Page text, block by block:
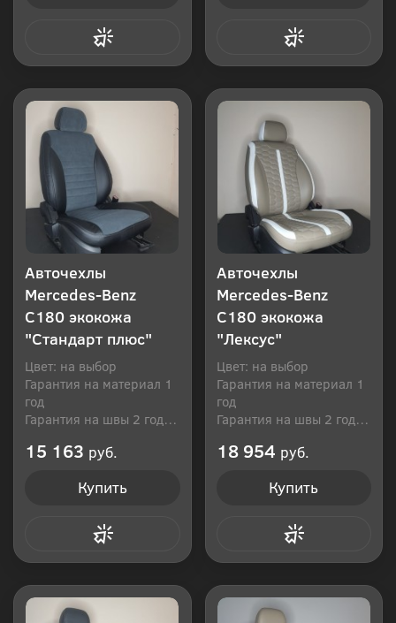
Авточехлы
Mercedes-Benz
C180 экокожа
"Стандарт плюс"
Цвет: на выбор
Гарантия на материал 1
год
Гарантия на швы 2 года
15 163 руб.
Купить
Авточехлы
Mercedes-Benz
C180 экокожа
"Лексус"
Цвет: на выбор
Гарантия на материал 1
год
Гарантия на швы 2 года
18 954 руб.
Купить